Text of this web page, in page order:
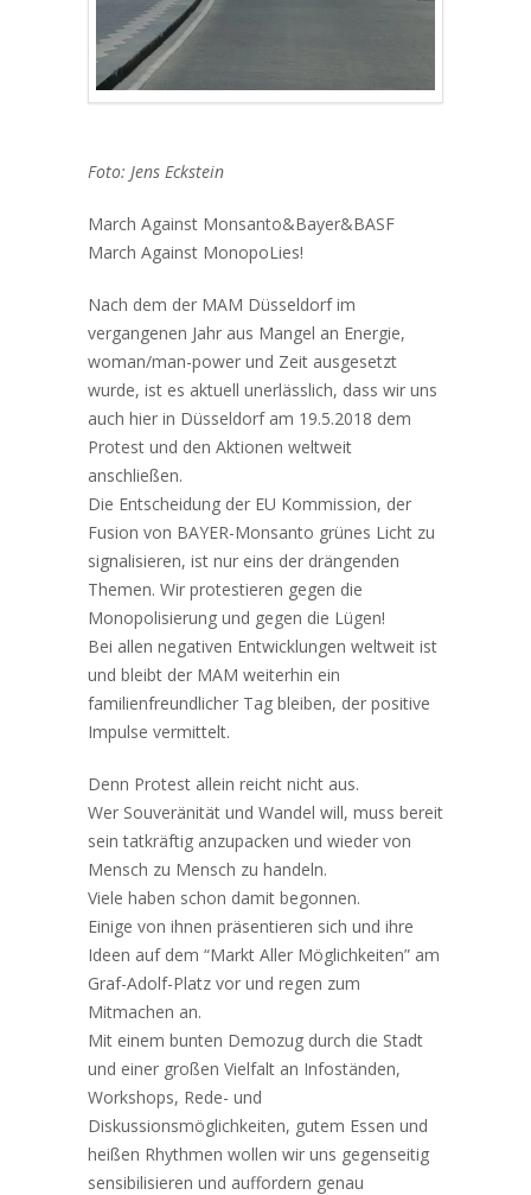
Foto: Jens Eckstein
March Against Monsanto&Bayer&BASF
March Against MonopoLies!
Nach dem der MAM Düsseldorf im
vergangenen Jahr aus Mangel an Energie,
woman/man-power und Zeit ausgesetzt
wurde, ist es aktuell unerlässlich, dass wir uns
auch hier in Düsseldorf am 19.5.2018 dem
Protest und den Aktionen weltweit
anschließen.
Die Entscheidung der EU Kommission, der
Fusion von BAYER-Monsanto grünes Licht zu
signalisieren, ist nur eins der drängenden
Themen. Wir protestieren gegen die
Monopolisierung und gegen die Lügen!
Bei allen negativen Entwicklungen weltweit ist
und bleibt der MAM weiterhin ein
familienfreundlicher Tag bleiben, der positive
Impulse vermittelt.
Denn Protest allein reicht nicht aus.
Wer Souveränität und Wandel will, muss bereit
sein tatkräftig anzupacken und wieder von
Mensch zu Mensch zu handeln.
Viele haben schon damit begonnen.
Einige von ihnen präsentieren sich und ihre
Ideen auf dem “Markt Aller Möglichkeiten” am
Graf-Adolf-Platz vor und regen zum
Mitmachen an.
Mit einem bunten Demozug durch die Stadt
und einer großen Vielfalt an Infoständen,
Workshops, Rede- und
Diskussionsmöglichkeiten, gutem Essen und
heißen Rhythmen wollen wir uns gegenseitig
sensibilisieren und auffordern genau